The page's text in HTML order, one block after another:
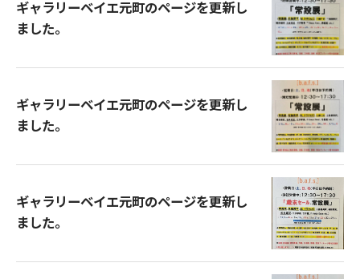
ギャラリーベイエ元町のページを更新し
ました。
ギャラリーベイエ元町のページを更新し
ました。
ギャラリーベイエ元町のページを更新し
ました。